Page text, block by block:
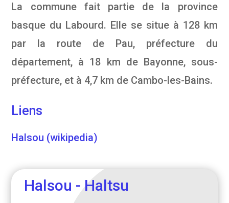
La commune fait partie de la province
basque du Labourd. Elle se situe à 128 km
par la route de Pau, préfecture du
département, à 18 km de Bayonne, sous-
préfecture, et à 4,7 km de Cambo-les-Bains.
Liens
Halsou (wikipedia)
Halsou - Haltsu